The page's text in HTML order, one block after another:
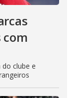
com
clube e